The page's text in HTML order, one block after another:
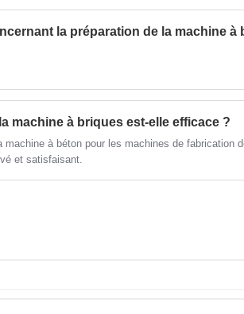
la qualité de la production. Cet article
techniques clés. Il fournit également
et automatique, des tableaux de paramètres
machine à briques est-elle efficace ?
machine à béton pour les machines de fabrication
et satisfaisant.